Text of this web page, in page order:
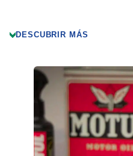
DESCUBRIR MÁS